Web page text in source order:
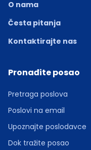
O nama
Česta pitanja
Kontaktirajte nas
Pronađite posao
Pretraga poslova
Poslovi na email
Upoznajte poslodavce
Dok tražite posao